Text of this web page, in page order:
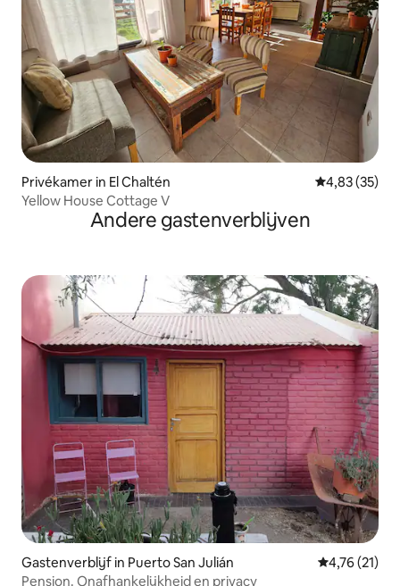
Privékamer in El Chaltén Gemiddelde
4,83 (35)
Yellow House Cottage V
Andere gastenverblijven
Gastenverblijf in Puerto San Julián Gemiddelde
4,76 (21)
Pension. Onafhankelijkheid en privacy